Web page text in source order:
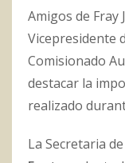
Amigos de Fray
Vicepresidente
Comisionado
destacar la
realizado
La Secretaria